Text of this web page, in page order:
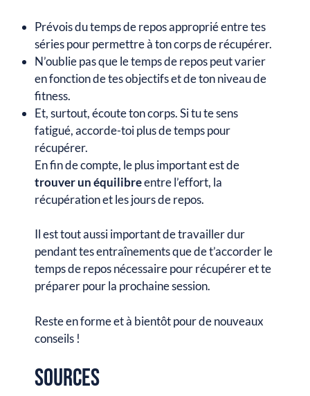
Prévois du temps de repos approprié entre tes
séries pour permettre à ton corps de récupérer.
N’oublie pas que le temps de repos peut varier
en fonction de tes objectifs et de ton niveau de
fitness.
Et, surtout, écoute ton corps. Si tu te sens
fatigué, accorde-toi plus de temps pour
récupérer.
En fin de compte, le plus important est de
trouver un équilibreentre l’effort, la
récupération et les jours de repos.
Il est tout aussi important de travailler dur
pendant tes entraînements que de t’accorder le
temps de repos nécessaire pour récupérer et te
préparer pour la prochaine session.
Reste en forme et à bientôt pour de nouveaux
conseils !
Sources